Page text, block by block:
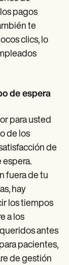
pagos
te
clics, lo
de espera
para usted
de los
de
espera.
fuera de tu
hay
los tiempos
a los
antes
pacientes,
de gestión